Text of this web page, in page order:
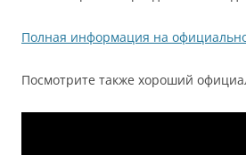
Полная информация на
Посмотрите также хороший